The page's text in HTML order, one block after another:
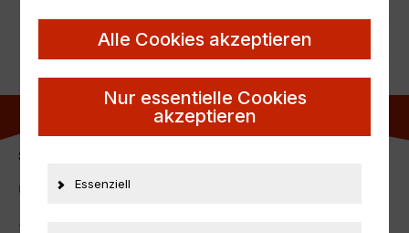
SERVICE-HOTLINE
Unterstützung und Beratung unter:
+
Alle Cookies akzeptieren
Nur essentielle Cookies
akzeptieren
Essenziell